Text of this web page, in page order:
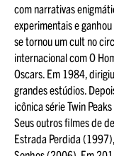
com narrativas
experimentais e
se tornou um cult no
internacional com O
Oscars. Em 1984,
grandes estúdios.
icônica série Twin
Seus outros filmes de
Estrada Perdida